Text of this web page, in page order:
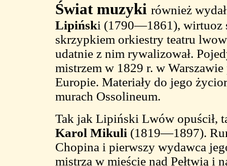
Świat muzyki również
Lipiński (1790—1861), wirtuoz
skrzypkiem orkiestry teatru
udatnie z nim rywalizował.
mistrzem w 1829 r. w
Europie. Materiały do jego
murach Ossolineum.
Tak jak Lipiński Lwów opuścił,
Karol Mikuli (1819—1897).
Chopina i pierwszy wydawca
mistrza w mieście nad Pełtwią i